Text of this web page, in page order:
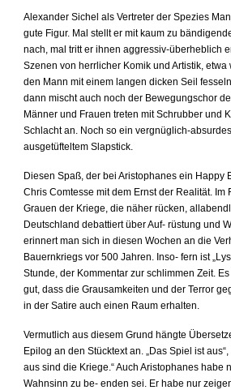
Alexander Sichel als Vertreter der Spezies
gute Figur. Mal stellt er mit kaum zu
nach, mal tritt er ihnen aggressiv-überheblich
Szenen von herrlicher Komik und Artistik,
den Mann mit einem langen dicken Seil
dann mischt auch noch der Bewegungschor
Männer und Frauen treten mit Schrubber und
Schlacht an. Noch so ein vergnüglich-
ausgetüfteltem Slapstick.
Diesen Spaß, der bei Aristophanes ein Happy
Chris Comtesse mit dem Ernst der Realität. Im
Grauen der Kriege, die näher rücken,
Deutschland debattiert über Auf- rüstung und
erinnert man sich in diesen Wochen an die
Bauernkriegs vor 500 Jahren. Inso- fern ist
Stunde, der Kommentar zur schlimmen Zeit.
gut, dass die Grausamkeiten und der Terror
in der Satire auch einen Raum erhalten.
Vermutlich aus diesem Grund hängte
Epilog an den Stücktext an. „Das Spiel ist
aus sind die Kriege.“ Auch Aristophanes habe
Wahnsinn zu be- enden sei. Er habe nur